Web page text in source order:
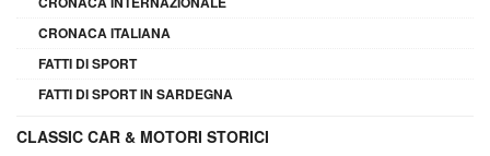
CRONACA ITALIANA
FATTI DI SPORT
FATTI DI SPORT IN SARDEGNA
CLASSIC CAR & MOTORI STORICI